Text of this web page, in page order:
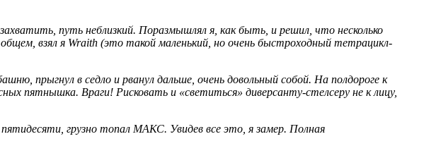
путь неблизкий. Поразмышлял я, как быть, и решил, что несколько
взял я Wraith (это такой маленький, но очень быстроходный тетрацикл-
прыгнул в седло и рванул дальше, очень довольный собой. На полдороге к
пятнышка. Враги! Рисковать и «светиться» диверсанту-стелсеру не к лицу,
грузно топал МАКС. Увидев все это, я замер. Полная